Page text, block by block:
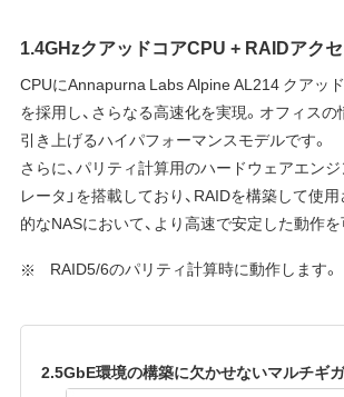
1.4GHzクアッドコアCPU + RAIDアク
CPUにAnnapurna Labs Alpine AL214 クアッ
を採用し、さらなる高速化を実現。オフィス
引き上げるハイパフォーマンスモデルです。
さらに、パリティ計算用のハードウェアエンジ
レータ」を搭載しており、RAIDを構築して使
的なNASにおいて、より高速で安定した動作を
RAID5/6のパリティ計算時に動作します。
2.5GbE環境の構築に欠かせないマルチギ